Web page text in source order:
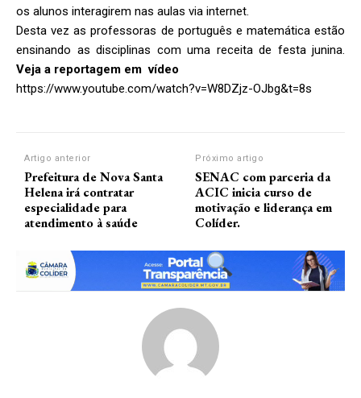
os alunos interagirem nas aulas via internet.
Desta vez as professoras de português e matemática estão
ensinando as disciplinas com uma receita de festa junina.
Veja a reportagem em vídeo
https://www.youtube.com/watch?v=W8DZjz-OJbg&t=8s
Artigo anterior
Prefeitura de Nova Santa
Helena irá contratar
especialidade para
atendimento à saúde
Próximo artigo
SENAC com parceria da
ACIC inicia curso de
motivação e liderança em
Colíder.